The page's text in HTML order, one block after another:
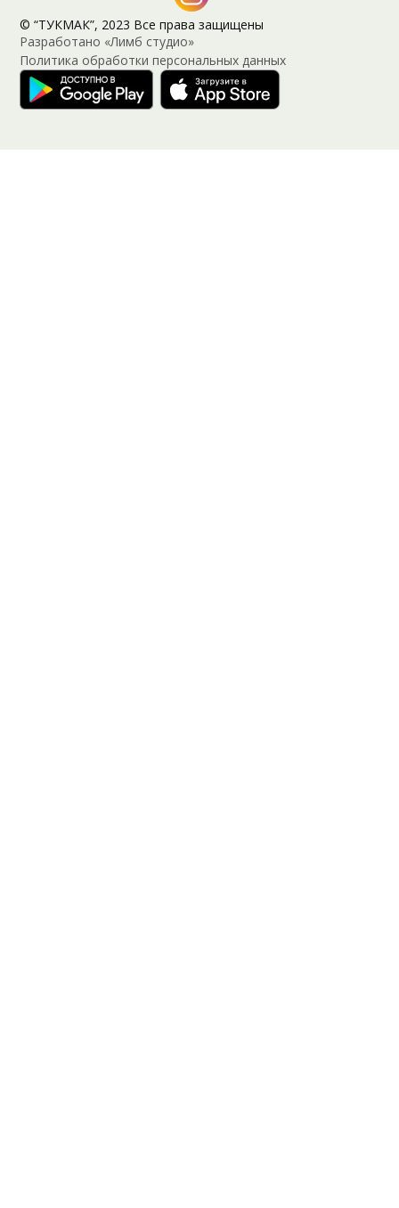
© “ТУКМАК”, 2023 Все права защищены
Разработано «Лимб студио»
Политика обработки персональных данных